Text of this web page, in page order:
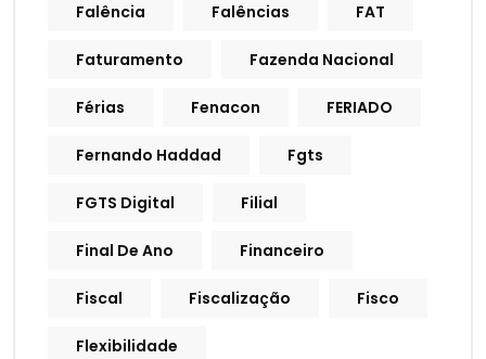
Falência Falências FAT
Faturamento Fazenda Nacional
Férias Fenacon FERIADO
Fernando Haddad Fgts
FGTS Digital Filial
Final De Ano Financeiro
Fiscal Fiscalização Fisco
Flexibilidade